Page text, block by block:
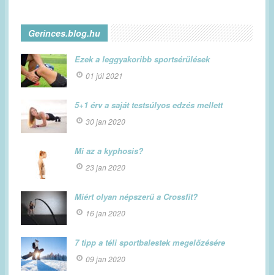
Gerinces.blog.hu
Ezek a leggyakoribb sportsérülések
01 júl 2021
5+1 érv a saját testsúlyos edzés mellett
30 jan 2020
Mi az a kyphosis?
23 jan 2020
Miért olyan népszerű a Crossfit?
16 jan 2020
7 tipp a téli sportbalestek megelőzésére
09 jan 2020